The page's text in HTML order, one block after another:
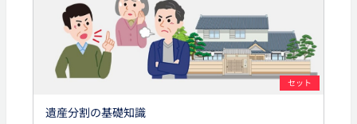
セット
遺産分割の基礎知識